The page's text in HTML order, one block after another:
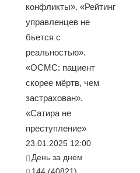
конфликты». «Рейтинг
управленцев не
бьется с
реальностью».
«ОСМС: пациент
скорее мёртв, чем
застрахован».
«Сатира не
преступление»
23.01.2025 12:00
День за днем